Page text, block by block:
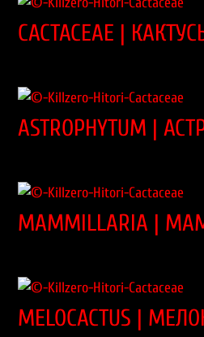
CACTACEAE |
ASTROPHYTUM |
MAMMILLARIA |
MELOCACTUS |